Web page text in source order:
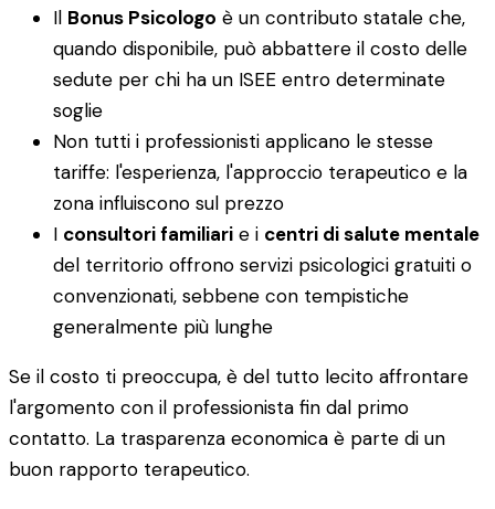
Il Bonus Psicologo è un contributo statale che,
quando disponibile, può abbattere il costo delle
sedute per chi ha un ISEE entro determinate
soglie
Non tutti i professionisti applicano le stesse
tariffe: l'esperienza, l'approccio terapeutico e la
zona influiscono sul prezzo
I consultori familiari e i centri di salute mentale
del territorio offrono servizi psicologici gratuiti o
convenzionati, sebbene con tempistiche
generalmente più lunghe
Se il costo ti preoccupa, è del tutto lecito affrontare
l'argomento con il professionista fin dal primo
contatto. La trasparenza economica è parte di un
buon rapporto terapeutico.